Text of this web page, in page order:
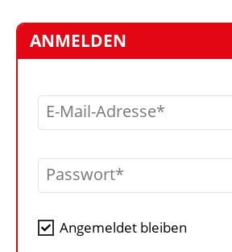
VIDEOS
BIBLIOTHEK
KRAN & BÜHNE
ANMELDEN
E-Mail-Adresse
Passwort
Angemeldet bleiben